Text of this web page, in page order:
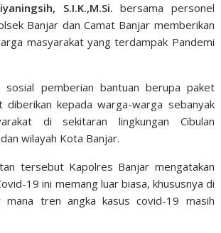
S.I.K.,M.Si. bersama personel
Banjar dan Camat Banjar memberikan
masyarakat yang terdampak Pandemi
sosial pemberian bantuan berupa paket
kepada warga-warga sebanyak
di sekitaran lingkungan Cibulan
wilayah Kota Banjar.
tersebut Kapolres Banjar mengatakan
19 ini memang luar biasa, khususnya di
mana tren angka kasus covid-19 masih